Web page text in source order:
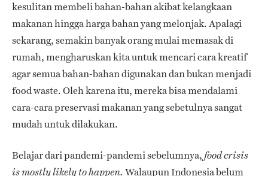
kesulitan membeli bahan-bahan akibat kelangkaan
makanan hingga harga bahan yang melonjak. Apalagi
sekarang, semakin banyak orang mulai memasak di
rumah, mengharuskan kita untuk mencari cara kreatif
agar semua bahan-bahan digunakan dan bukan menjadi
food waste. Oleh karena itu, mereka bisa mendalami
cara-cara preservasi makanan yang sebetulnya sangat
mudah untuk dilakukan.
Belajar dari pandemi-pandemi sebelumnya, food crisis
is mostly likely to happen. Walaupun Indonesia belum